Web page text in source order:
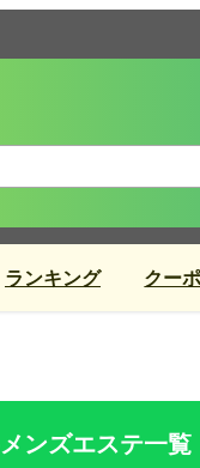
ランキング クー
ンズエステ一